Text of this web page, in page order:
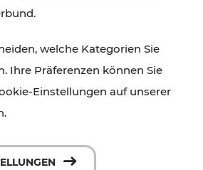
welche Kategorien Sie
Ihre Präferenzen können Sie
Einstellungen auf unserer